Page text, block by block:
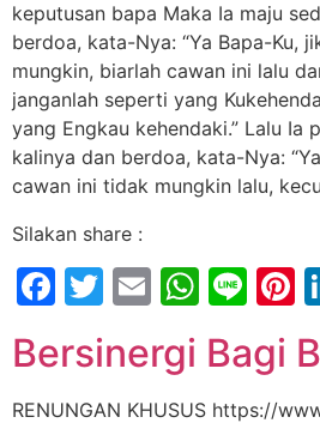
keputusan bapa Maka Ia maju
berdoa, kata-Nya: “Ya Bapa-Ku,
mungkin, biarlah cawan ini lalu
janganlah seperti yang
yang Engkau kehendaki.” Lalu Ia
kalinya dan berdoa, kata-Nya:
cawan ini tidak mungkin lalu,
Silakan share :
Facebook
Twitter
Email
Bersinergi Bagi
RENUNGAN KHUSUS https://